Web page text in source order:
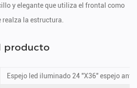
y elegante que utiliza el frontal como
la estructura.
producto
Espejo led iluminado 24 "X36" espejo